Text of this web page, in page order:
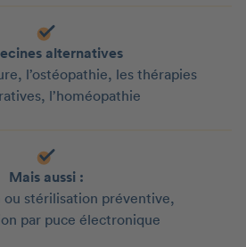
alternatives
l’ostéopathie, les thérapies
l’homéopathie
Mais aussi :
ou stérilisation préventive,
par puce électronique